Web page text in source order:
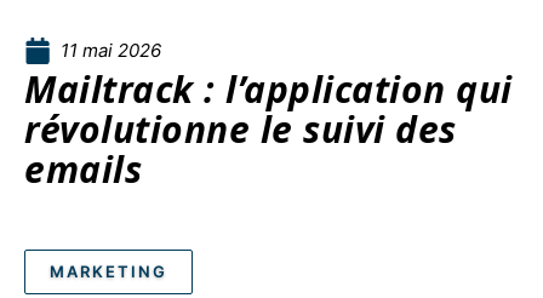
11 mai 2026
Mailtrack : l’application qui
révolutionne le suivi des
emails
MARKETING